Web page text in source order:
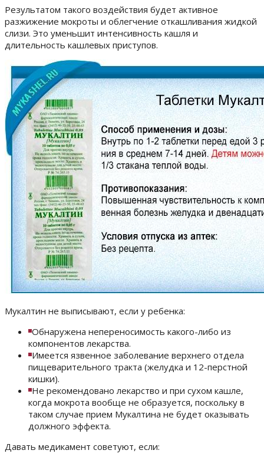
Результатом такого воздействия будет активное
разжижение мокроты и облегчение откашливания жидкой
слизи. Это уменьшит интенсивность кашля и
длительность кашлевых приступов.
Мукалтин не выписывают, если у ребенка:
Обнаружена непереносимость какого-либо из
компонентов лекарства.
Имеется язвенное заболевание верхнего отдела
пищеварительного тракта (желудка и 12-перстной
кишки).
Не рекомендовано лекарство и при сухом кашле,
когда мокрота вообще не образуется, поскольку в
таком случае прием Мукалтина не будет оказывать
должного эффекта.
Давать медикамент советуют, если: